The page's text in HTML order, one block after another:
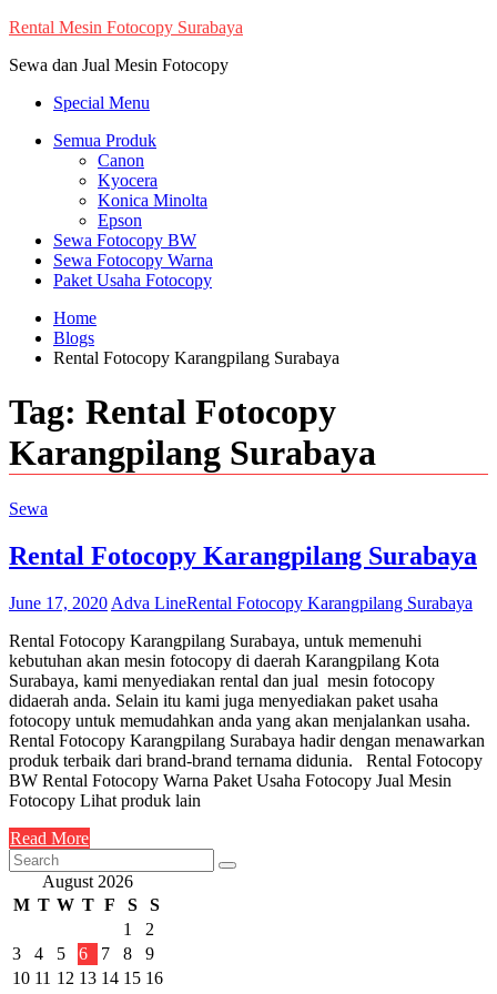
Skip
content
Rental Mesin Fotocopy Surabaya
Sewa dan Jual Mesin Fotocopy
Special Menu
Semua Produk
Canon
Kyocera
Konica Minolta
Epson
Sewa Fotocopy BW
Sewa Fotocopy Warna
Paket Usaha Fotocopy
Home
Blogs
Rental Fotocopy Karangpilang Surabaya
Tag: Rental Fotocopy
Karangpilang Surabaya
Sewa
Rental Fotocopy Karangpilang Surabaya
June 17, 2020 Adva LineRental Fotocopy Karangpilang Surabaya
Rental Fotocopy Karangpilang Surabaya, untuk memenuhi
kebutuhan akan mesin fotocopy di daerah Karangpilang Kota
Surabaya, kami menyediakan rental dan jual mesin fotocopy
didaerah anda. Selain itu kami juga menyediakan paket usaha
fotocopy untuk memudahkan anda yang akan menjalankan usaha.
Rental Fotocopy Karangpilang Surabaya hadir dengan menawarkan
produk terbaik dari brand-brand ternama didunia. Rental Fotocopy
BW Rental Fotocopy Warna Paket Usaha Fotocopy Jual Mesin
Fotocopy Lihat produk lain
Read More
August 2026
M T W T F S
S
1
2
3
4 5 6 7 8
9
10 11 12 13 14 15 16